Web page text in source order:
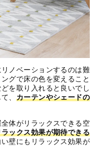
ノベーションするのは難
グで床の色を変えること
どを取り入れると良いでし
、 カーテンやシェードの
体がリラックスできる空
ラックス効果が期待できる
い壁にもリラックス効果が